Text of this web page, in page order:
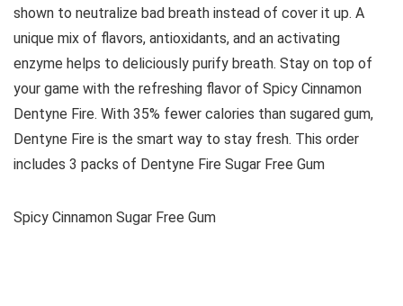
shown to neutralize bad breath instead of cover it up. A
unique mix of flavors, antioxidants, and an activating
enzyme helps to deliciously purify breath. Stay on top of
your game with the refreshing flavor of Spicy Cinnamon
Dentyne Fire. With 35% fewer calories than sugared gum,
Dentyne Fire is the smart way to stay fresh. This order
includes 3 packs of Dentyne Fire Sugar Free Gum
Spicy Cinnamon Sugar Free Gum